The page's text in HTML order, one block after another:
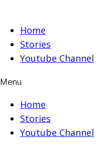
contentHome
Stories
Youtube Channel
Menu
Home
Stories
Youtube Channel